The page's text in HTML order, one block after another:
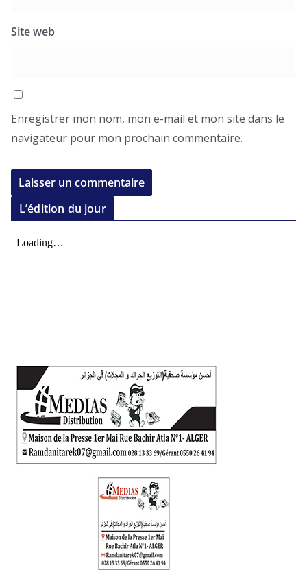
Site web
Enregistrer mon nom, mon e-mail et mon site dans le
navigateur pour mon prochain commentaire.
L’édition du jour